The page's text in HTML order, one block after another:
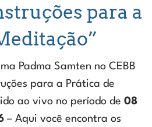
para a
Padma Samten no CEBB
para a Prática de
ao vivo no período de 08
– Aqui você encontra os